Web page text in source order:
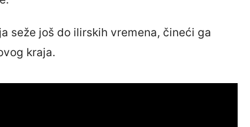
seže još do ilirskih vremena, čineći ga
kraja.